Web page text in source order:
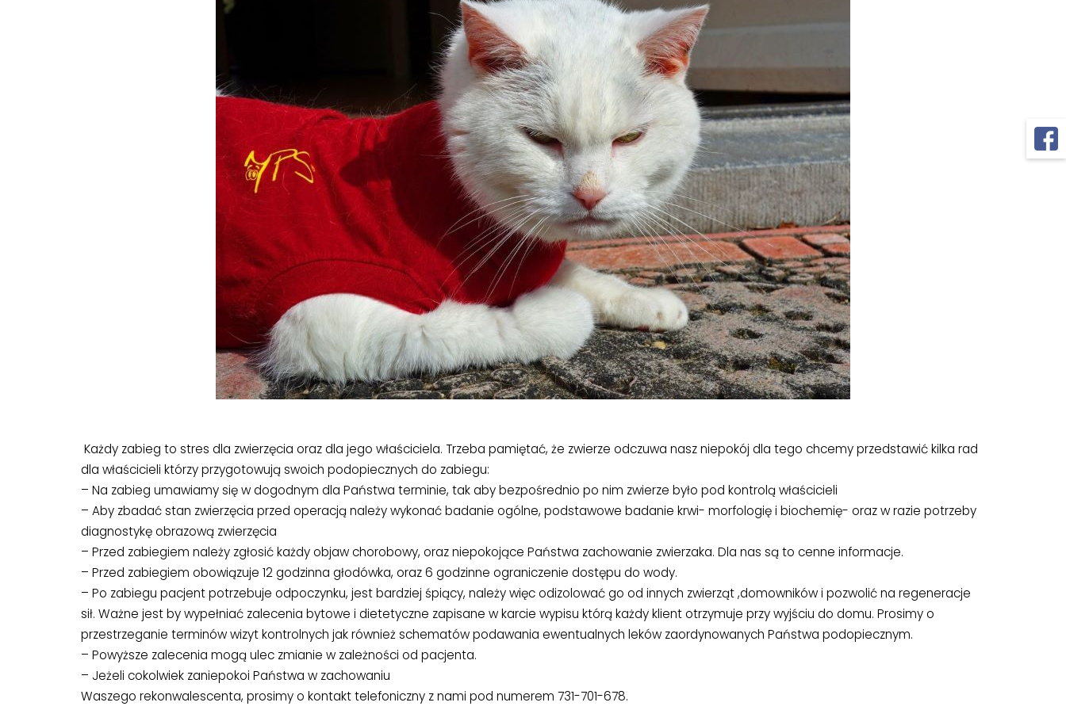
Położnictwo
Dietetyka
Badanie krwi
Kardiologia
Każdy zabieg to stres dla zwierzęcia oraz dla jego właściciela. Trzeba pamiętać, że zwierze odczuwa nasz niepokój dla tego chcemy przedstawić kilka rad
dla właścicieli którzy przygotowują swoich podopiecznych do zabiegu:
– Na zabieg umawiamy się w dogodnym dla Państwa terminie, tak aby bezpośrednio po nim zwierze było pod kontrolą właścicieli
– Aby zbadać stan zwierzęcia przed operacją należy wykonać badanie ogólne, podstawowe badanie krwi- morfologię i biochemię- oraz w razie potrzeby
diagnostykę obrazową zwierzęcia
– Przed zabiegiem należy zgłosić każdy objaw chorobowy, oraz niepokojące Państwa zachowanie zwierzaka. Dla nas są to cenne informacje.
– Przed zabiegiem obowiązuje 12 godzinna głodówka, oraz 6 godzinne ograniczenie dostępu do wody.
– Po zabiegu pacjent potrzebuje odpoczynku, jest bardziej śpiący, należy więc odizolować go od innych zwierząt ,domowników i pozwolić na regeneracje
sił. Ważne jest by wypełniać zalecenia bytowe i dietetyczne zapisane w karcie wypisu którą każdy klient otrzymuje przy wyjściu do domu. Prosimy o
przestrzeganie terminów wizyt kontrolnych jak również schematów podawania ewentualnych leków zaordynowanych Państwa podopiecznym.
– Powyższe zalecenia mogą ulec zmianie w zależności od pacjenta.
– Jeżeli cokolwiek zaniepokoi Państwa w zachowaniu
Waszego rekonwalescenta, prosimy o kontakt telefoniczny z nami pod numerem 731-701-678.